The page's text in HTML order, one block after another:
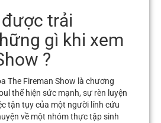
trải
gì khi xem
?
The Fireman Show là chương
thể hiện sức mạnh, sự rèn luyện
tận tụy của một người lính cứu
về một nhóm thực tập sinh